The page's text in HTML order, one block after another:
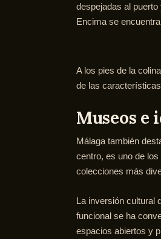
despejadas al
Encima se
A los pies de la
de las
Museos
Málaga también
centro, es uno de
colecciones más
La inversión cultural
funcional se ha
espacios abiertos y